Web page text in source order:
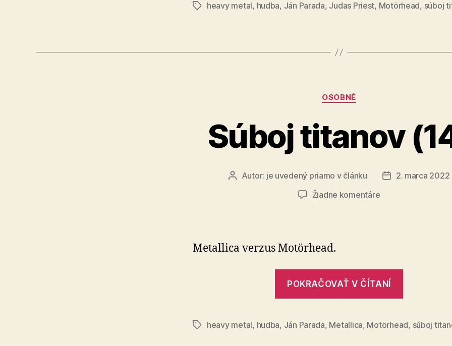
Značkyheavy metal, hudba, Ján Parada, Judas Priest, Motörhead, súboj
Kategórie
OSOBNÉ
Súboj titanov
AutorAutor: je uvedený priamo v článku
Dátum
2. marca 2022
Žiadne komentárena
Metallica verzus Motörhead.
POKRAČOVAŤ V ČÍTANÍ
Značkyheavy metal, hudba, Ján Parada, Metallica, Motörhead, súboj